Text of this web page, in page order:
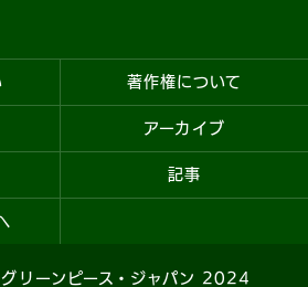
著作権について
アーカイブ
記事
リーンピース・ジャパン 2024